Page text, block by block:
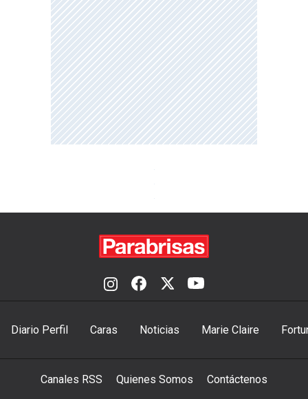
Diario Perfil Caras Noticias Marie Claire
Canales RSS Quienes Somos Contáctenos